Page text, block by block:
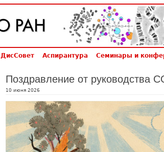
ДисСовет Аспирантура Семинары и
Поздравление от руководства
10 июня 2026